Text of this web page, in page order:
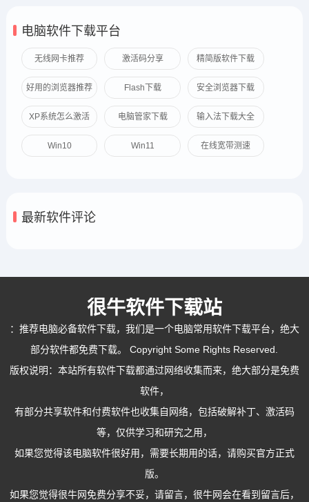
电脑软件下载平台
无线网卡推荐 激活码分享 精简版软件下载
好用的浏览器推荐 Flash下载 安全浏览器下载
XP系统怎么激活 电脑管家下载 输入法下载大全
Win10 Win11 在线宽带测速
最新软件评论
很牛软件下载站
： 推荐电脑必备软件下载，我们是一个电脑常用软件下载平台，绝大
部分软件都免费下载。 Copyright Some Rights Reserved.
版权说明：本站所有软件下载都通过网络收集而来，绝大部分是免费
软件，
有部分共享软件和付费软件也收集自网络，包括破解补丁、激活码
等，仅供学习和研究之用，
如果您觉得该电脑软件很好用，需要长期用的话，请购买官方正式
版。
如果您觉得很牛网免费分享不妥，请留言，很牛网会在看到留言后，